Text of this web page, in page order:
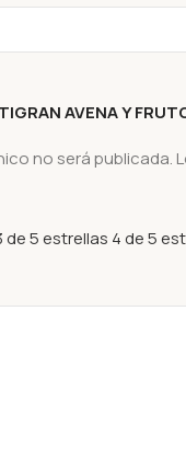
AVENA Y
no será publicada.
de 5 estrellas 4 de 5